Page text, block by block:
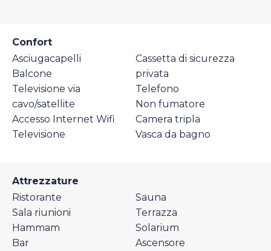
Confort
Asciugacapelli
Balcone
Televisione via
cavo/satellite
Accesso Internet Wifi
Televisione
Cassetta di sicurezza
privata
Telefono
Non fumatore
Camera tripla
Vasca da bagno
Attrezzature
Ristorante
Sala riunioni
Hammam
Bar
Sauna
Terrazza
Solarium
Ascensore